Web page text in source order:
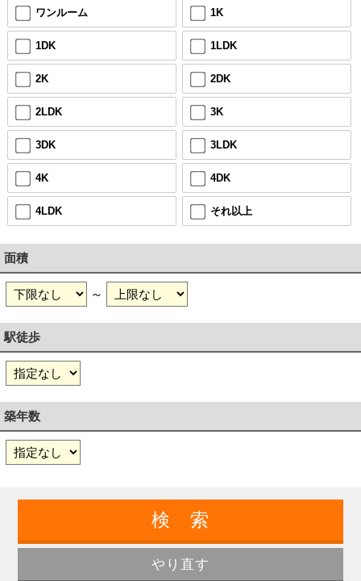
ワンルーム 1K
1DK 1LDK
2K 2DK
2LDK 3K
3DK 3LDK
4K 4DK
4LDK それ以上
面積
～
駅徒歩
築年数